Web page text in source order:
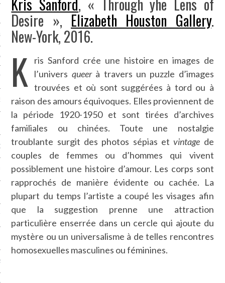
EN VOD
Kris Sanford, « Through yhe Lens of
Desire », Elizabeth Houston Gallery.
New-York, 2016.
K
ris Sanford crée une histoire en images de
l’univers queerà travers un puzzle d’images
trouvées et où sont suggérées à tord ou à
raison des amours équivoques. Elles proviennent de
la période 1920-1950 et sont tirées d’archives
familiales ou chinées. Toute une nostalgie
troublante surgit des photos sépias etvintage de
couples de femmes ou d’hommes qui vivent
possiblement une histoire d’amour. Les corps sont
rapprochés de manière évidente ou cachée. La
plupart du temps l’artiste a coupé les visages afin
que la suggestion prenne une attraction
particulière enserrée dans un cercle qui ajoute du
mystère ou un universalisme à de telles rencontres
homosexuelles masculines ou féminines.